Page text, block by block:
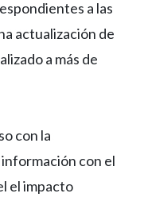
a las
actualización de
a más de
con la
con el
el impacto